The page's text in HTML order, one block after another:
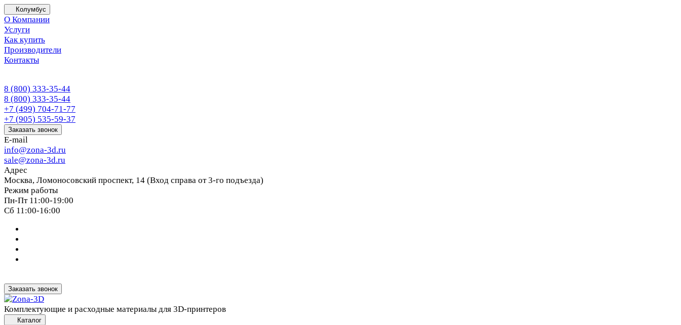
Колумбус
О Компании
Услуги
Как купить
Производители
Контакты
8 (800) 333-35-44
8 (800) 333-35-44
+7 (499) 704-71-77
+7 (905) 535-59-37
Заказать звонок
E-mail
info@zona-3d.ru
sale@zona-3d.ru
Адрес
Москва, Ломоносовский проспект, 14 (Вход справа от 3-го подъезда)
Режим работы
Пн-Пт 11:00-19:00
Сб 11:00-16:00
Заказать звонок
Комплектующие и расходные материалы для 3D-принтеров
Каталог